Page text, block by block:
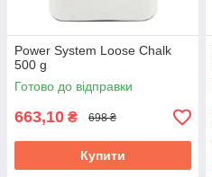
Power System Loose Chalk
500 g
Готово до відправки
663,10 ₴ 698 ₴
Купити